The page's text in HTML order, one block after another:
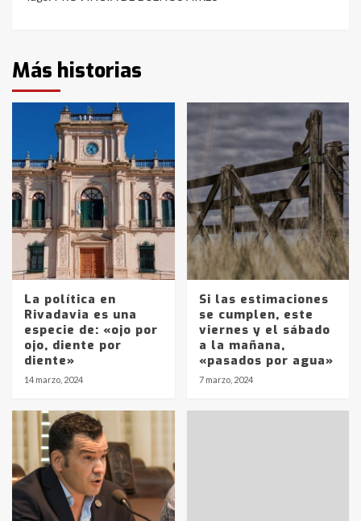
Más historias
La política en
Rivadavia es una
especie de: «ojo por
ojo, diente por
diente»
14 marzo, 2024
Si las estimaciones
se cumplen, este
viernes y el sábado
a la mañana,
«pasados por agua»
7 marzo, 2024